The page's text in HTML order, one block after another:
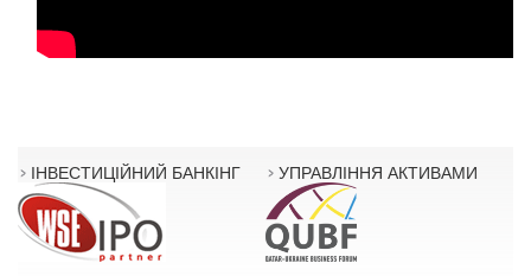
ІНВЕСТИЦІЙНИЙ БАНКІНГ УПРАВЛІННЯ АКТИВАМИ